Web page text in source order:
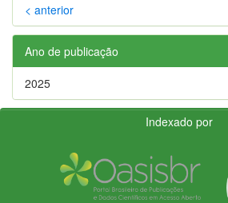
< anterior
Ano de publicação
2025
Indexado por